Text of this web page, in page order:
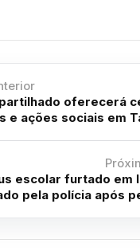
oferecerá
e ações sociais em
escolar furtado em
pela polícia após